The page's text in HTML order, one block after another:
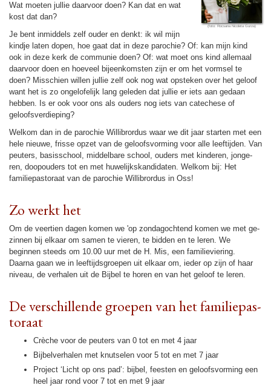
Wat moeten jullie daarvoor doen? Kan dat en wat
kost dat dan?
Je bent inmiddels zelf ouder en denkt: ik wil mijn
kindje laten dopen, hoe gaat dat in deze pa­ro­chie? Of: kan mijn kind
ook in deze kerk de communie doen? Of: wat moet ons kind allemaal
daarvoor doen en hoeveel bij­een­komsten zijn er om het vormsel te
doen? Mis­schien willen jullie zelf ook nog wat opsteken over het geloof
want het is zo ongelofe­lijk lang gele­den dat jullie er iets aan gedaan
hebben. Is er ook voor ons als ouders nog iets van catechese of
geloofsver­die­ping?
Welkom dan in de pa­ro­chie Wil­li­brordus waar we dit jaar starten met een
hele nieuwe, frisse opzet van de geloofs­vor­ming voor alle leef­tij­den. Van
peuters, basis­school, middel­ba­re school, ouders met kin­de­ren, jon­ge­
ren, doopou­ders tot en met huwe­lijks­kan­di­da­ten. Welkom bij: Het
familie­pas­to­raat van de pa­ro­chie Wil­li­brordus in Oss!
Zo werkt het
Om de veer­tien dagen komen we 'op zon­dag­och­tend komen we met ge­
zin­nen bij elkaar om samen te vieren, te bid­den en te leren. We
beginnen steeds om 10.00 uur met de H. Mis, een familie­vie­ring.
Daarna gaan we in leef­tijds­groepen uit elkaar om, ieder op zijn of haar
niveau, de verhalen uit de Bijbel te horen en van het geloof te leren.
De ver­schil­lende groepen van het familie­pas­
to­raat
Crèche voor de peuters van 0 tot en met 4 jaar
Bijbel­ver­halen met knutselen voor 5 tot en met 7 jaar
Project ‘Licht op ons pad’: bijbel, feesten en geloofs­vor­ming een
heel jaar rond voor 7 tot en met 9 jaar